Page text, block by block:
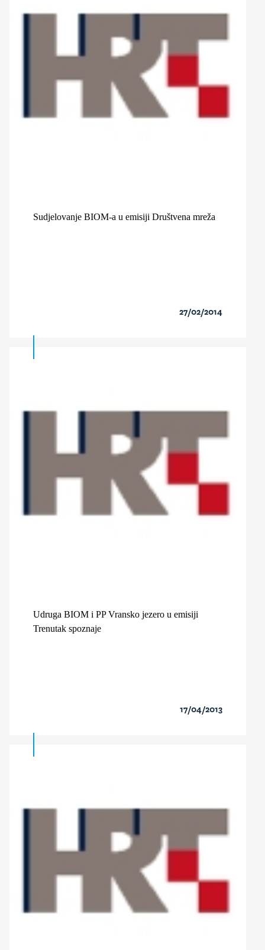
Sudjelovanje BIOM-a u emisiji Društvena mreža
27/02/2014
Udruga BIOM i PP Vransko jezero u emisiji
Trenutak spoznaje
17/04/2013